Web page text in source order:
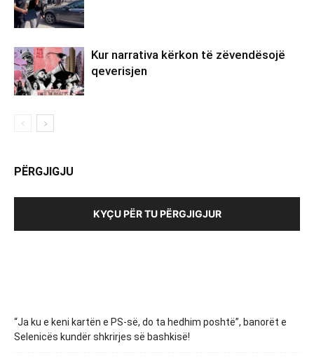
Kur narrativa kërkon të zëvendësojë
qeverisjen
PËRGJIGJU
KYÇU PËR TU PËRGJIGJUR
“Ja ku e keni kartën e PS-së, do ta hedhim poshtë”, banorët e
Selenicës kundër shkrirjes së bashkisë!